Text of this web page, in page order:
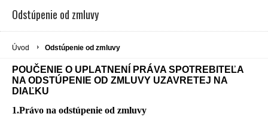
Odstúpenie od zmluvy
Úvod Odstúpenie od zmluvy
POUČENIE O UPLATNENÍ PRÁVA SPOTREBITEĽA
NA ODSTÚPENIE OD ZMLUVY UZAVRETEJ NA
DIAĽKU
1.Právo na odstúpenie od zmluvy